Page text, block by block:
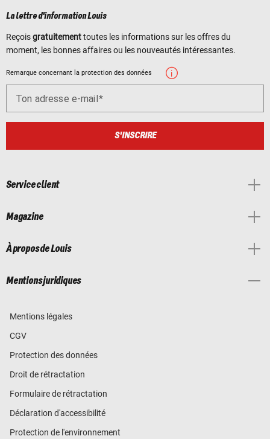
La lettre d'information Louis
Reçoisgratuitementtoutes les informations sur les offres du
moment, les bonnes affaires ou les nouveautés intéressantes.
Remarque concernant la protection des données
Ton adresse e-mail
S'INSCRIRE
Service client
Magazine
À propos de Louis
Mentions juridiques
Mentions légales
CGV
Protection des données
Droit de rétractation
Formulaire de rétractation
Déclaration d'accessibilité
Protection de l'environnement